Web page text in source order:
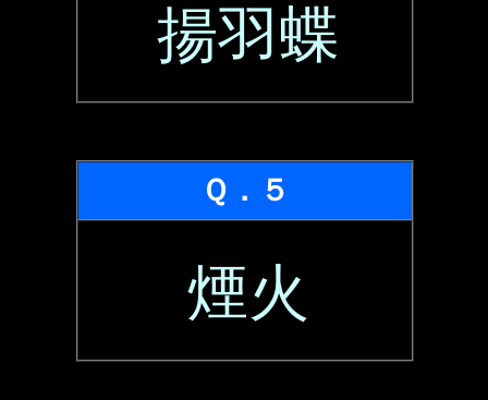
揚羽蝶
Ｑ．５
煙火